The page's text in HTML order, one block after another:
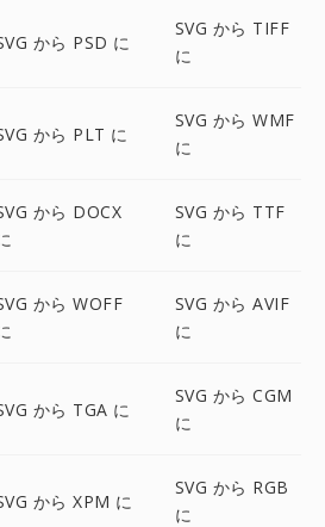
から PSD に
SVG から TIFF
に
から PLT に
SVG から WMF
に
から DOCX
SVG から TTF
に
から WOFF
SVG から AVIF
に
から TGA に
SVG から CGM
に
から XPM に
SVG から RGB
に